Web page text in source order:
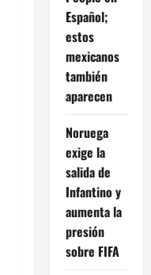
Español;
estos
mexicanos
también
aparecen
Noruega
exige la
salida de
Infantino y
aumenta la
presión
sobre FIFA